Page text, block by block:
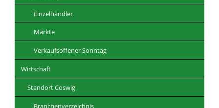
Einzelhändler
Märkte
Verkaufsoffener Sonntag
Wirtschaft
Standort Coswig